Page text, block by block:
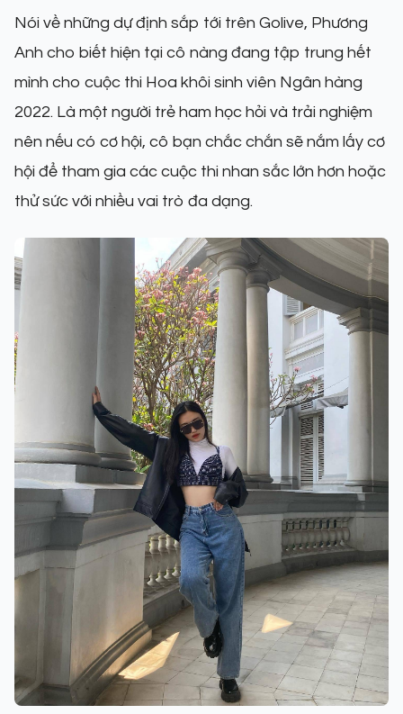
Nói về những dự định sắp tới trên Golive, Phương
Anh cho biết hiện tại cô nàng đang tập trung hết
mình cho cuộc thi Hoa khôi sinh viên Ngân hàng
2022. Là một người trẻ ham học hỏi và trải nghiệm
nên nếu có cơ hội, cô bạn chắc chắn sẽ nắm lấy cơ
hội để tham gia các cuộc thi nhan sắc lớn hơn hoặc
thử sức với nhiều vai trò đa dạng.